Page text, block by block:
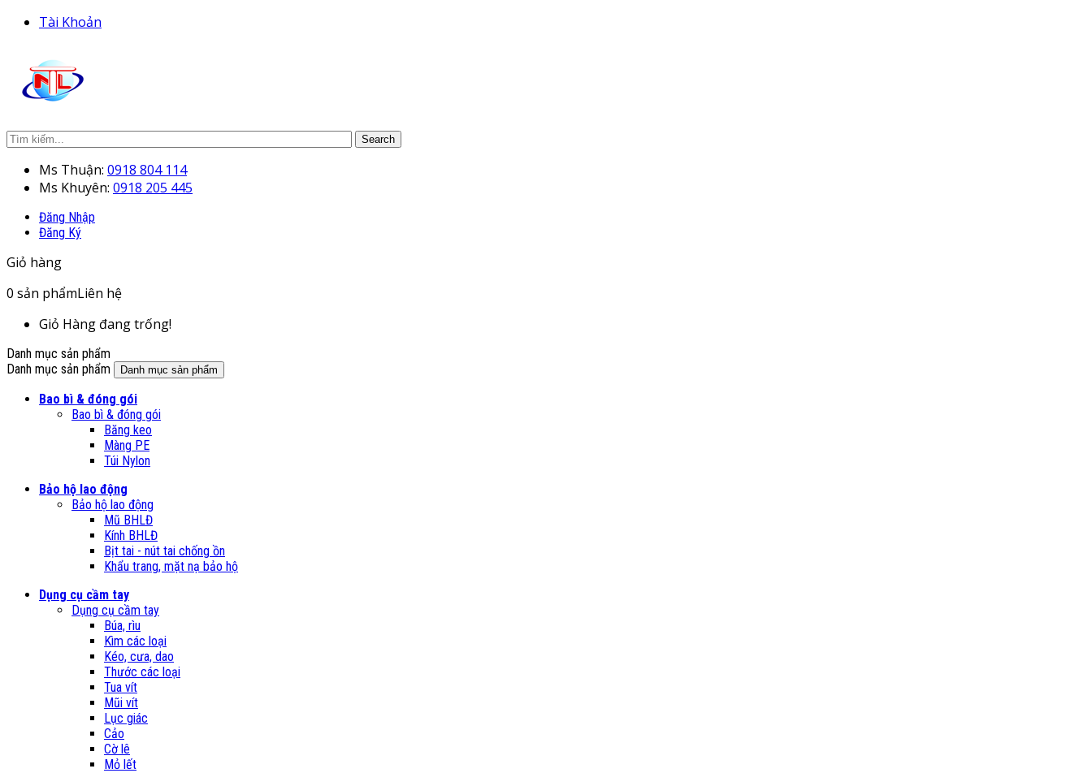
Tài Khoản
Search
Ms Thuận: 0918 804 114
Ms Khuyên: 0918 205 445
Đăng Nhập
Đăng Ký
Giỏ hàng
0 sản phẩmLiên hệ
Giỏ Hàng đang trống!
Danh mục sản phẩm
Danh mục sản phẩm
Danh mục sản phẩm
Bao bì & đóng gói
Bao bì & đóng gói
Băng keo
Màng PE
Túi Nylon
Bảo hộ lao động
Bảo hộ lao động
Mũ BHLĐ
Kính BHLĐ
Bịt tai - nút tai chống ồn
Khẩu trang, mặt nạ bảo hộ
Dụng cụ cầm tay
Dụng cụ cầm tay
Búa, rìu
Kìm các loại
Kéo, cưa, dao
Thước các loại
Tua vít
Mũi vít
Lục giác
Cảo
Cờ lê
Mỏ lết